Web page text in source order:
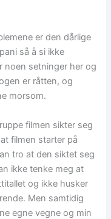
er den dårlige
så å si ikke
noen setninger her og
er råtten, og
morsom.
filmen sikter seg
filmen starter på
tro at den siktet seg
ikke tenke meg at
og ikke husker
Men samtidig
egne vegne og min